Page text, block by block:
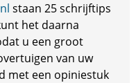
staan 25 schrijftips
het daarna
u een groot
van uw
met een opiniestuk